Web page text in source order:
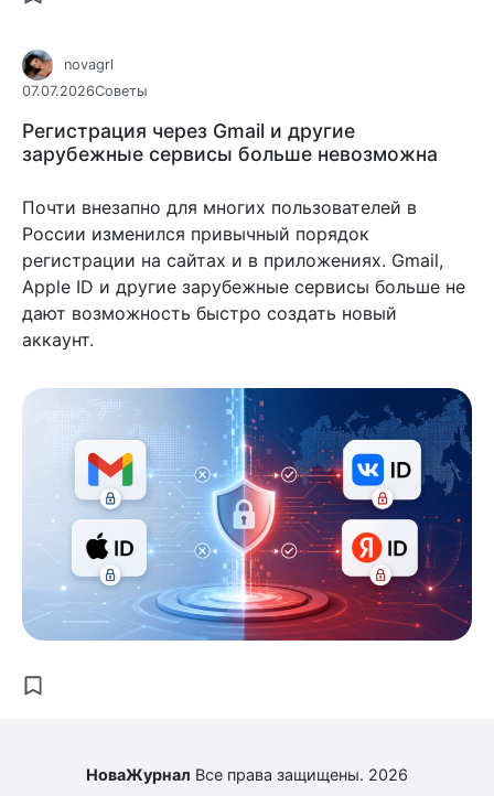
novagrl
07.07.2026Советы
Регистрация через Gmail и другие
зарубежные сервисы больше невозможна
Почти внезапно для многих пользователей в
России изменился привычный порядок
регистрации на сайтах и в приложениях. Gmail,
Apple ID и другие зарубежные сервисы больше не
дают возможность быстро создать новый
аккаунт.
НоваЖурнал Все права защищены. 2026